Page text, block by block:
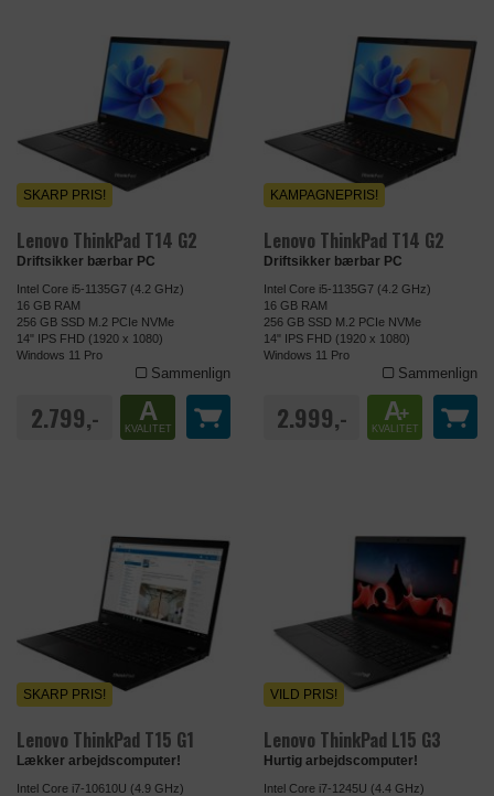
Lenovo ThinkPad T14 G2
Driftsikker bærbar PC
SKARP PRIS!
Intel Core i5-1135G7 (4.2 GHz)
16 GB RAM
256 GB SSD M.2 PCIe NVMe
14" IPS FHD (1920 x 1080)
Windows 11 Pro
Sammenlign
2.799,- A
KVALITET
Lenovo ThinkPad T14 G2
Driftsikker bærbar PC
KAMPAGNEPRIS!
Intel Core i5-1135G7 (4.2 GHz)
16 GB RAM
256 GB SSD M.2 PCIe NVMe
14" IPS FHD (1920 x 1080)
Windows 11 Pro
Sammenlign
2.999,- A+
KVALITET
Lenovo ThinkPad T15 G1
Lækker arbejdscomputer!
SKARP PRIS!
Intel Core i7-10610U (4.9 GHz)
Lenovo ThinkPad L15 G3
Hurtig arbejdscomputer!
VILD PRIS!
Intel Core i7-1245U (4.4 GHz)